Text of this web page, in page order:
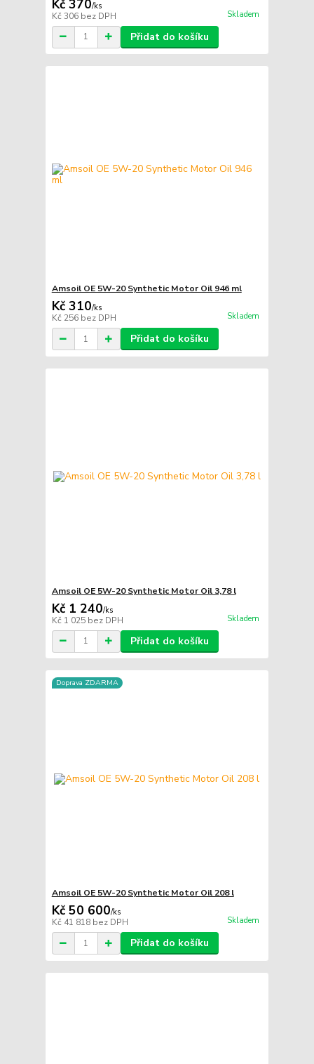
Kč 370/ks
Kč 306 bez DPH Skladem
Přidat do košíku
Amsoil OE 5W-20 Synthetic Motor Oil 946 ml
Kč 310/ks
Kč 256 bez DPH Skladem
Přidat do košíku
Amsoil OE 5W-20 Synthetic Motor Oil 3,78 l
Kč 1 240/ks
Kč 1 025 bez DPH Skladem
Přidat do košíku
Doprava ZDARMA
Amsoil OE 5W-20 Synthetic Motor Oil 208 l
Kč 50 600/ks
Kč 41 818 bez DPH Skladem
Přidat do košíku